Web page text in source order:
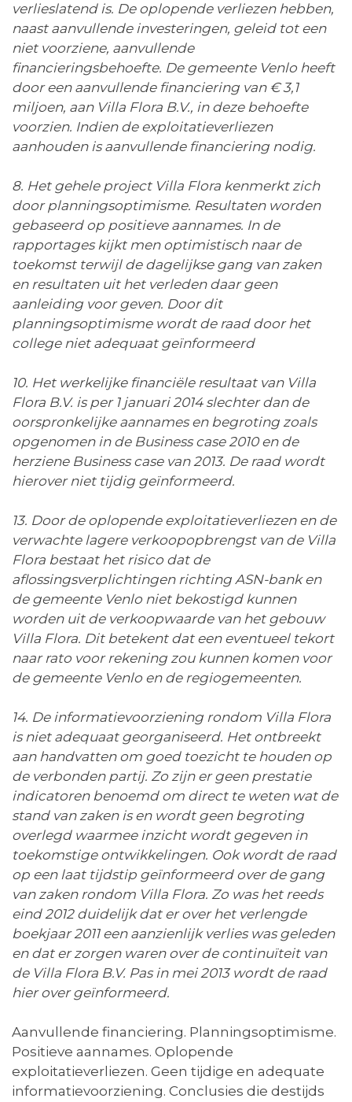
verlieslatend is. De oplopende verliezen hebben,
naast aanvullende investeringen, geleid tot een
niet voorziene, aanvullende
financieringsbehoefte. De gemeente Venlo heeft
door een aanvullende financiering van € 3,1
miljoen, aan Villa Flora B.V., in deze behoefte
voorzien. Indien de exploitatieverliezen
aanhouden is aanvullende financiering nodig.
8. Het gehele project Villa Flora kenmerkt zich
door planningsoptimisme. Resultaten worden
gebaseerd op positieve aannames. In de
rapportages kijkt men optimistisch naar de
toekomst terwijl de dagelijkse gang van zaken
en resultaten uit het verleden daar geen
aanleiding voor geven. Door dit
planningsoptimisme wordt de raad door het
college niet adequaat geïnformeerd
10. Het werkelijke financiële resultaat van Villa
Flora B.V. is per 1 januari 2014 slechter dan de
oorspronkelijke aannames en begroting zoals
opgenomen in de Business case 2010 en de
herziene Business case van 2013. De raad wordt
hierover niet tijdig geïnformeerd.
13. Door de oplopende exploitatieverliezen en de
verwachte lagere verkoopopbrengst van de Villa
Flora bestaat het risico dat de
aflossingsverplichtingen richting ASN-bank en
de gemeente Venlo niet bekostigd kunnen
worden uit de verkoopwaarde van het gebouw
Villa Flora. Dit betekent dat een eventueel tekort
naar rato voor rekening zou kunnen komen voor
de gemeente Venlo en de regiogemeenten.
14. De informatievoorziening rondom Villa Flora
is niet adequaat georganiseerd. Het ontbreekt
aan handvatten om goed toezicht te houden op
de verbonden partij. Zo zijn er geen prestatie
indicatoren benoemd om direct te weten wat de
stand van zaken is en wordt geen begroting
overlegd waarmee inzicht wordt gegeven in
toekomstige ontwikkelingen. Ook wordt de raad
op een laat tijdstip geïnformeerd over de gang
van zaken rondom Villa Flora. Zo was het reeds
eind 2012 duidelijk dat er over het verlengde
boekjaar 2011 een aanzienlijk verlies was geleden
en dat er zorgen waren over de continuïteit van
de Villa Flora B.V. Pas in mei 2013 wordt de raad
hier over geïnformeerd.
Aanvullende financiering. Planningsoptimisme.
Positieve aannames. Oplopende
exploitatieverliezen. Geen tijdige en adequate
informatievoorziening. Conclusies die destijds